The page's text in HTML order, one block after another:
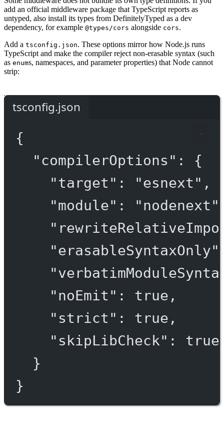
add an official middleware package that TypeScript reports as
untyped, also install its types from DefinitelyTyped as a dev
dependency, for example @types/cors alongside cors.
Add a tsconfig.json. These options mirror how Node.js runs
TypeScript and make the compiler reject non-erasable syntax (such
as enums, namespaces, and parameter properties) that Node cannot
strip:
tsconfig.json
{
"compilerOptions" : {
"target" : "esnext" ,
"module" : "nodenext"
"erasableSyntaxOnly"
"noEmit" : true ,
"strict" : true ,
"skipLibCheck" : true
}
}